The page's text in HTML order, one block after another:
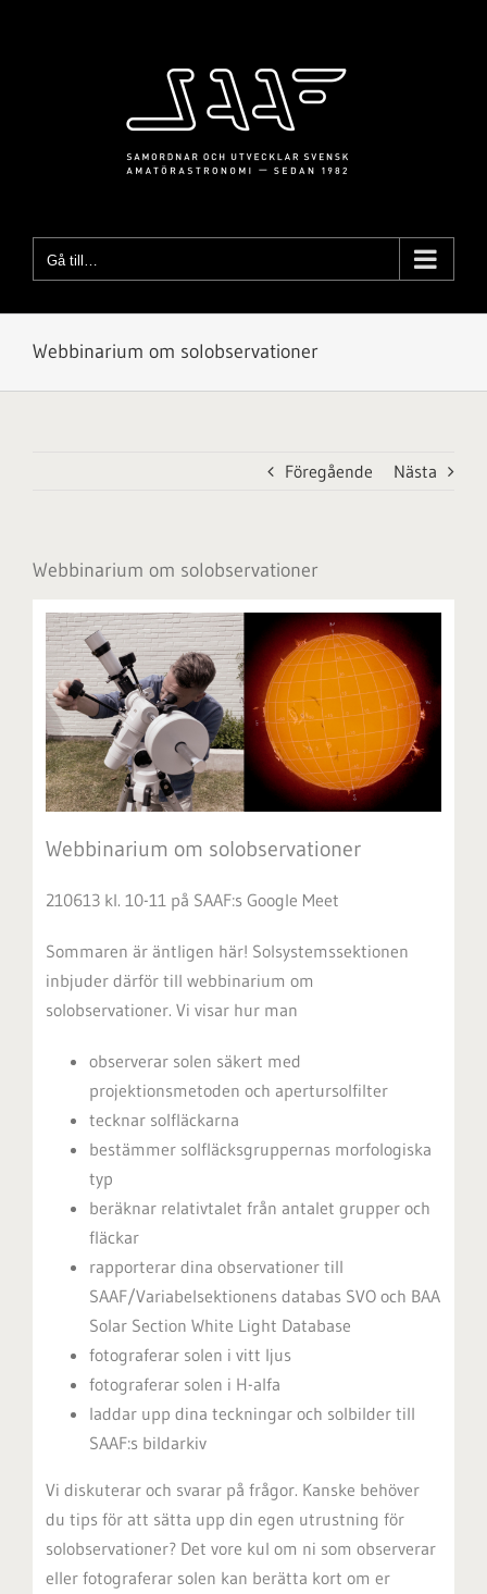
Gå till…
Webbinarium om solobservationer
Föregående Nästa
Webbinarium om solobservationer
Webbinarium om solobservationer
210613 kl. 10-11 på SAAF:s Google Meet
Sommaren är äntligen här! Solsystemssektionen
inbjuder därför till webbinarium om
solobservationer. Vi visar hur man
observerar solen säkert med
projektionsmetoden och apertursolfilter
tecknar solfläckarna
bestämmer solfläcksgruppernas morfologiska
typ
beräknar relativtalet från antalet grupper och
fläckar
rapporterar dina observationer till
SAAF/Variabelsektionens databas SVO och BAA
Solar Section White Light Database
fotograferar solen i vitt ljus
fotograferar solen i H-alfa
laddar upp dina teckningar och solbilder till
SAAF:s bildarkiv
Vi diskuterar och svarar på frågor. Kanske behöver
du tips för att sätta upp din egen utrustning för
solobservationer? Det vore kul om ni som observerar
eller fotograferar solen kan berätta kort om er